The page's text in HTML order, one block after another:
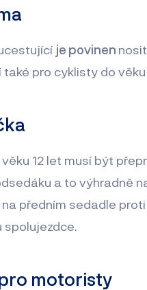
je povinen
pro cyklisty do věku
12 let musí být
a to výhradně
předním sedadle
spolujezdce.
motoristy